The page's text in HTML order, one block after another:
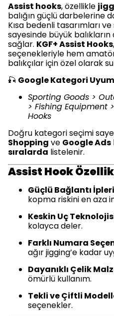
Assist hooks, özellikle
balığın güçlü darbelerine
Kısa bedenli tasarımları
sayesinde büyük balıkların
sağlar. KGF+ Assist Hooks
seçenekleriyle hem
balıkçılar için özel olarak
🎣 Google Kategori
Sporting Goods >
> Fishing Equipment
Hooks
Doğru kategori seçimi
Shopping ve Google Ads
sıralarda listelenir.
Assist Hook
Güçlü Bağlantı İpleri
kopma riskini en aza
Keskin Uç
kolayca deler.
Farklı Numara
ağır jigging’e kadar
Dayanıklı Çelik
ömürlü kullanım.
Tekli ve Çiftli
seçenekler.